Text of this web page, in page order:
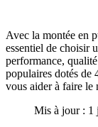
Avec la montée en
essentiel de choisir
performance,
populaires dotés de
vous aider à faire le
Mis à jour : 1